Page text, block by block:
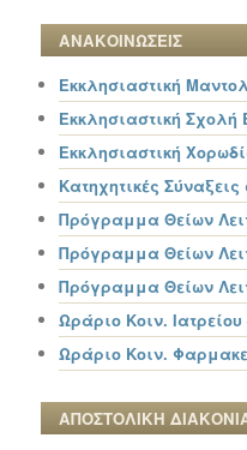
ΑΝΑΚΟΙΝΩΣΕΙΣ
Εκκλησιαστική
Εκκλησιαστική Σχολή
Εκκλησιαστική
Κατηχητικές
Πρόγραμμα Θείων
Πρόγραμμα Θείων
Πρόγραμμα Θείων
Ωράριο Κοιν.
Ωράριο Κοιν.
ΑΠΟΣΤΟΛΙΚΗ